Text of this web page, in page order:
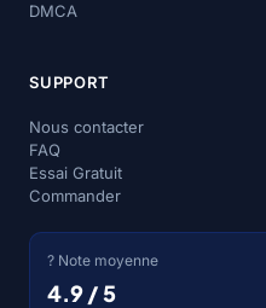
DMCA
SUPPORT
Nous contacter
FAQ
Essai Gratuit
Commander
? Note moyenne
4.9 / 5